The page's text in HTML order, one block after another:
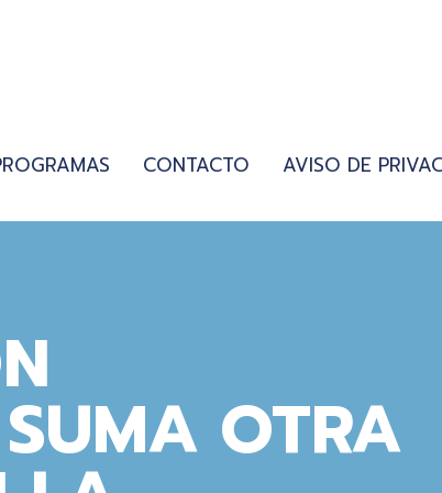
CONTACTO AVISO DE
OTRA